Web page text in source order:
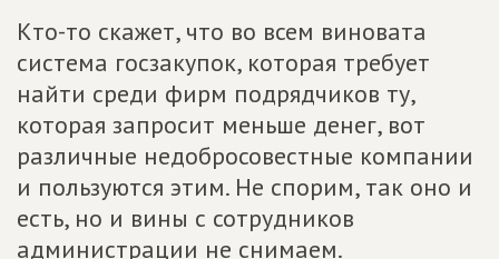
Кто-то скажет, что во всем виновата
система госзакупок, которая требует
найти среди фирм подрядчиков ту,
которая запросит меньше денег, вот
различные недобросовестные компании
и пользуются этим. Не спорим, так оно и
есть, но и вины с сотрудников
администрации не снимаем.